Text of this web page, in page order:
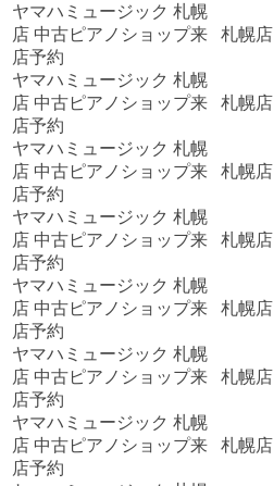
ヤマハミュージック 札幌
店 中古ピアノショップ来
店予約
札幌店
ヤマハミュージック 札幌
店 中古ピアノショップ来
店予約
札幌店
ヤマハミュージック 札幌
店 中古ピアノショップ来
店予約
札幌店
ヤマハミュージック 札幌
店 中古ピアノショップ来
店予約
札幌店
ヤマハミュージック 札幌
店 中古ピアノショップ来
店予約
札幌店
ヤマハミュージック 札幌
店 中古ピアノショップ来
店予約
札幌店
ヤマハミュージック 札幌
店 中古ピアノショップ来
店予約
札幌店